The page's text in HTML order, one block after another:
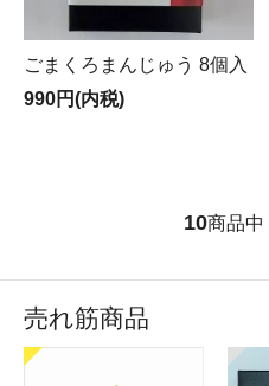
ごまくろまんじゅう 8個入
990円(内税)
10商品中
売れ筋商品